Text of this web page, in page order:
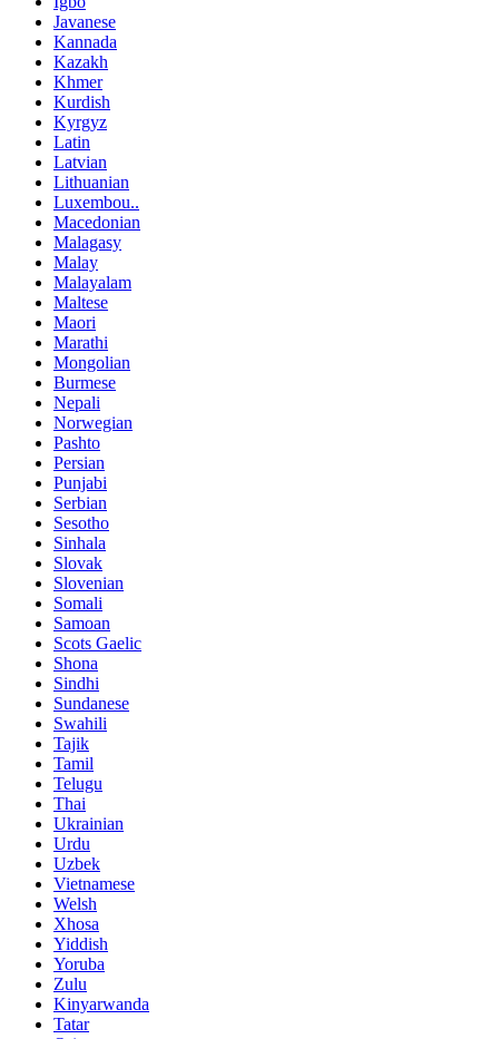
Javanese
Kannada
Kazakh
Khmer
Kurdish
Kyrgyz
Latin
Latvian
Lithuanian
Luxembou..
Macedonian
Malagasy
Malay
Malayalam
Maltese
Maori
Marathi
Mongolian
Burmese
Nepali
Norwegian
Pashto
Persian
Punjabi
Serbian
Sesotho
Sinhala
Slovak
Slovenian
Somali
Samoan
Scots Gaelic
Shona
Sindhi
Sundanese
Swahili
Tajik
Tamil
Telugu
Thai
Ukrainian
Urdu
Uzbek
Vietnamese
Welsh
Xhosa
Yiddish
Yoruba
Zulu
Kinyarwanda
Tatar